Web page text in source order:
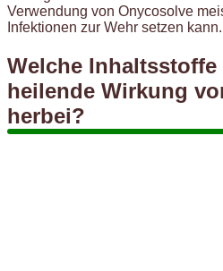
Verwendung von Onycosolve
Infektionen zur Wehr setzen kann.
Welche
heilende Wirkung
herbei?